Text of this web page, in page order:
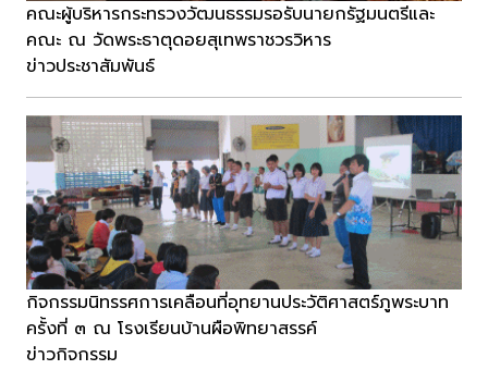
คณะผู้บริหารกระทรวงวัฒนธรรมรอรับนายกรัฐมนตรีและ
คณะ ณ วัดพระธาตุดอยสุเทพราชวรวิหาร
ข่าวประชาสัมพันธ์
กิจกรรมนิทรรศการเคลือนที่อุทยานประวัติศาสตร์ภูพระบาท
ครั้งที่ ๓ ณ โรงเรียนบ้านผือพิทยาสรรค์
ข่าวกิจกรรม